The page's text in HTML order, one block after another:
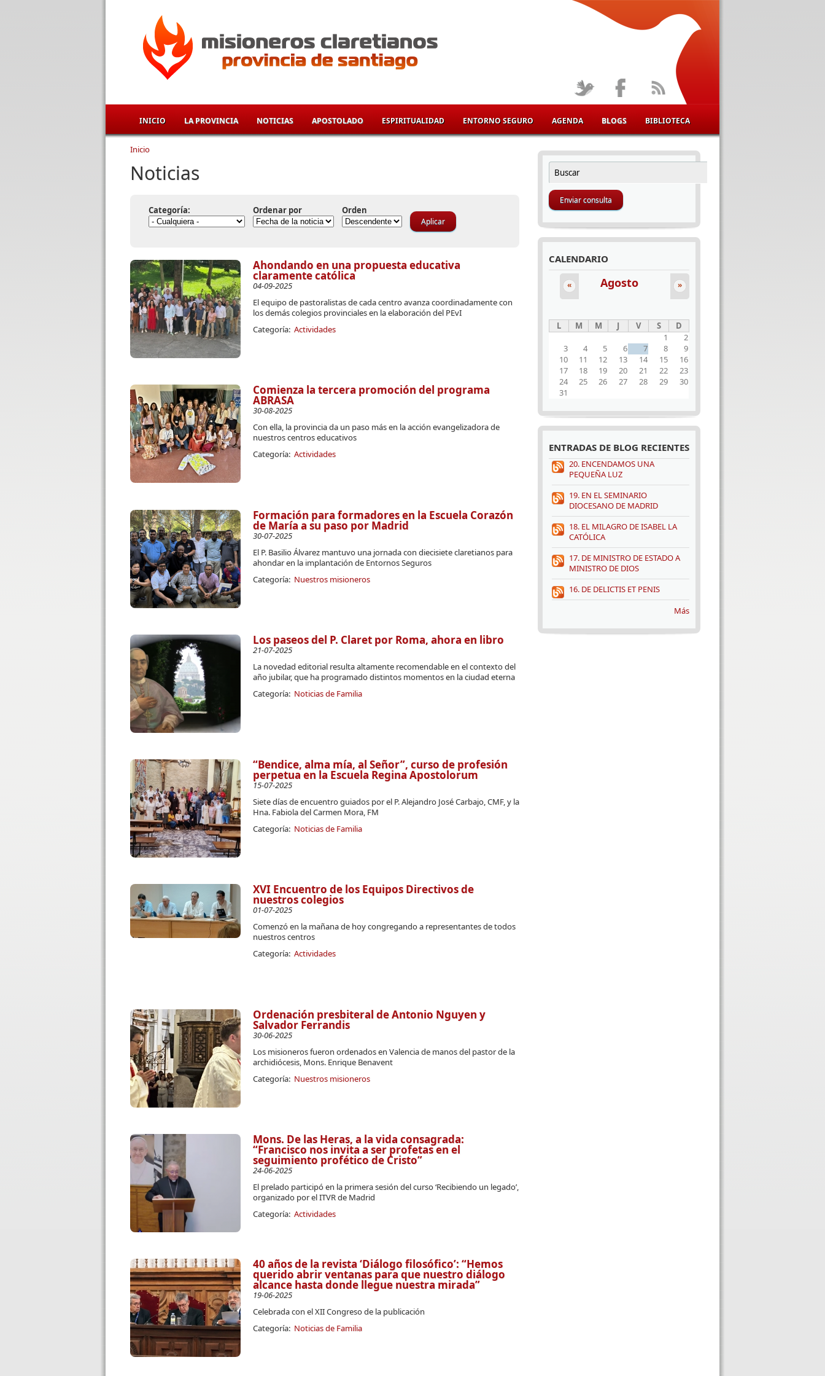
INICIO LA PROVINCIA NOTICIAS APOSTOLADO ESPIRITUALIDAD ENTORNO SEGURO AGENDA BLOGS BIBLIOTECA
Se encuentra usted aquí
Inicio
Noticias
Categoría: Ordenar por Orden
Ahondando en una propuesta educativa
claramente católica
04-09-2025
El equipo de pastoralistas de cada centro avanza coordinadamente con
los demás colegios provinciales en la elaboración del PEvI
Categoría: Actividades
Comienza la tercera promoción del programa
ABRASA
30-08-2025
Con ella, la provincia da un paso más en la acción evangelizadora de
nuestros centros educativos
Categoría: Actividades
Formación para formadores en la Escuela Corazón
de María a su paso por Madrid
30-07-2025
El P. Basilio Álvarez mantuvo una jornada con diecisiete claretianos para
ahondar en la implantación de Entornos Seguros
Categoría: Nuestros misioneros
Los paseos del P. Claret por Roma, ahora en libro
21-07-2025
La novedad editorial resulta altamente recomendable en el contexto del
año jubilar, que ha programado distintos momentos en la ciudad eterna
Categoría: Noticias de Familia
“Bendice, alma mía, al Señor”, curso de profesión
perpetua en la Escuela Regina Apostolorum
15-07-2025
Siete días de encuentro guiados por el P. Alejandro José Carbajo, CMF, y la
Hna. Fabiola del Carmen Mora, FM
Categoría: Noticias de Familia
XVI Encuentro de los Equipos Directivos de
nuestros colegios
01-07-2025
Comenzó en la mañana de hoy congregando a representantes de todos
nuestros centros
Categoría: Actividades
Ordenación presbiteral de Antonio Nguyen y
Salvador Ferrandis
30-06-2025
Los misioneros fueron ordenados en Valencia de manos del pastor de la
archidiócesis, Mons. Enrique Benavent
Categoría: Nuestros misioneros
Mons. De las Heras, a la vida consagrada:
“Francisco nos invita a ser profetas en el
seguimiento profético de Cristo”
24-06-2025
El prelado participó en la primera sesión del curso ‘Recibiendo un legado’,
organizado por el ITVR de Madrid
Categoría: Actividades
40 años de la revista ‘Diálogo filosófico’: “Hemos
querido abrir ventanas para que nuestro diálogo
alcance hasta donde llegue nuestra mirada”
19-06-2025
Celebrada con el XII Congreso de la publicación
Categoría: Noticias de Familia
FORMULARIO DE BÚSQUEDA
Buscar
CALENDARIO
Agosto
« »
L M M J V S
D
1
2
3
4 5 6 7 8
9
10
11 12 13 14 15
16
17
18 19 20 21 22
23
24
25 26 27 28 29
30
31
ENTRADAS DE BLOG RECIENTES
20. ENCENDAMOS UNA
PEQUEÑA LUZ
19. EN EL SEMINARIO
DIOCESANO DE MADRID
18. EL MILAGRO DE ISABEL LA
CATÓLICA
17. DE MINISTRO DE ESTADO A
MINISTRO DE DIOS
16. DE DELICTIS ET PENIS
Más